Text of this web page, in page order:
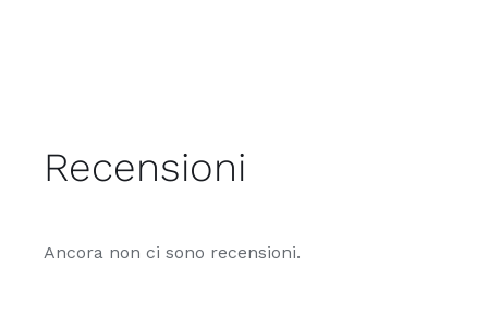
Recensioni
Ancora non ci sono recensioni.